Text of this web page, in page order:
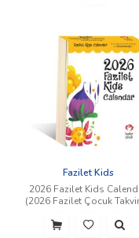
Fazilet Kids
2026 Fazilet Kids
(2026 Fazilet Çocuk